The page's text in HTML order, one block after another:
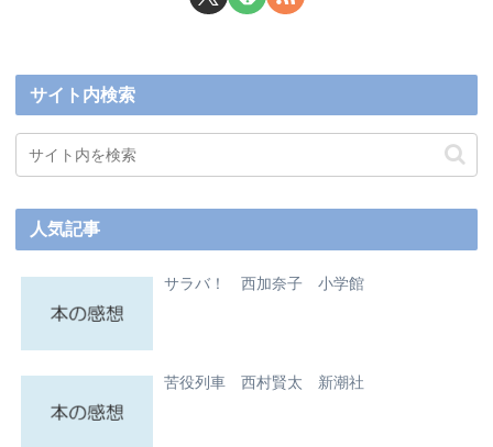
サイト内検索
人気記事
サラバ！ 西加奈子 小学館
苦役列車 西村賢太 新潮社